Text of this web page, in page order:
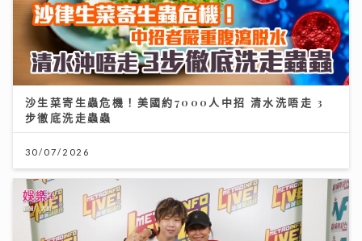
沙生菜寄生蟲危機！美國約7000人中招 清水洗唔走 3
步徹底洗走蟲蟲
30/07/2026